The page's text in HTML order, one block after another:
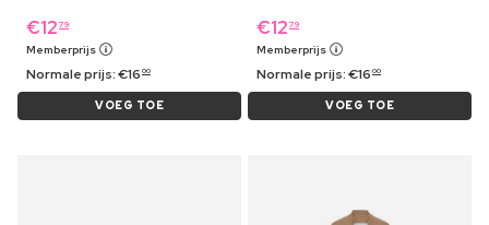
€12 79
Memberprijs
Normale prijs:€16 00
VOEG TOE
€12 79
Memberprijs
Normale prijs:€16 00
VOEG TOE